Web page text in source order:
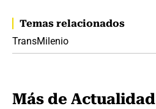
Temas relacionados
TransMilenio
Más de Actualidad